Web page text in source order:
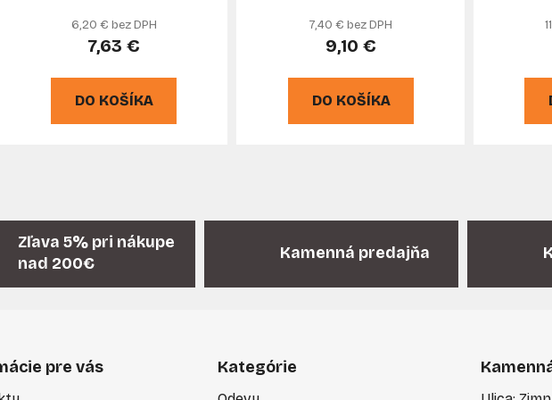
6,20 € bez DPH
7,63 €
DO KOŠÍKA
7,40 € bez DPH
9,10 €
DO KOŠÍKA
l
d
Zľava 5% pri nákupe
nad 200€
Kamenná predajňa
pre vás Kategórie